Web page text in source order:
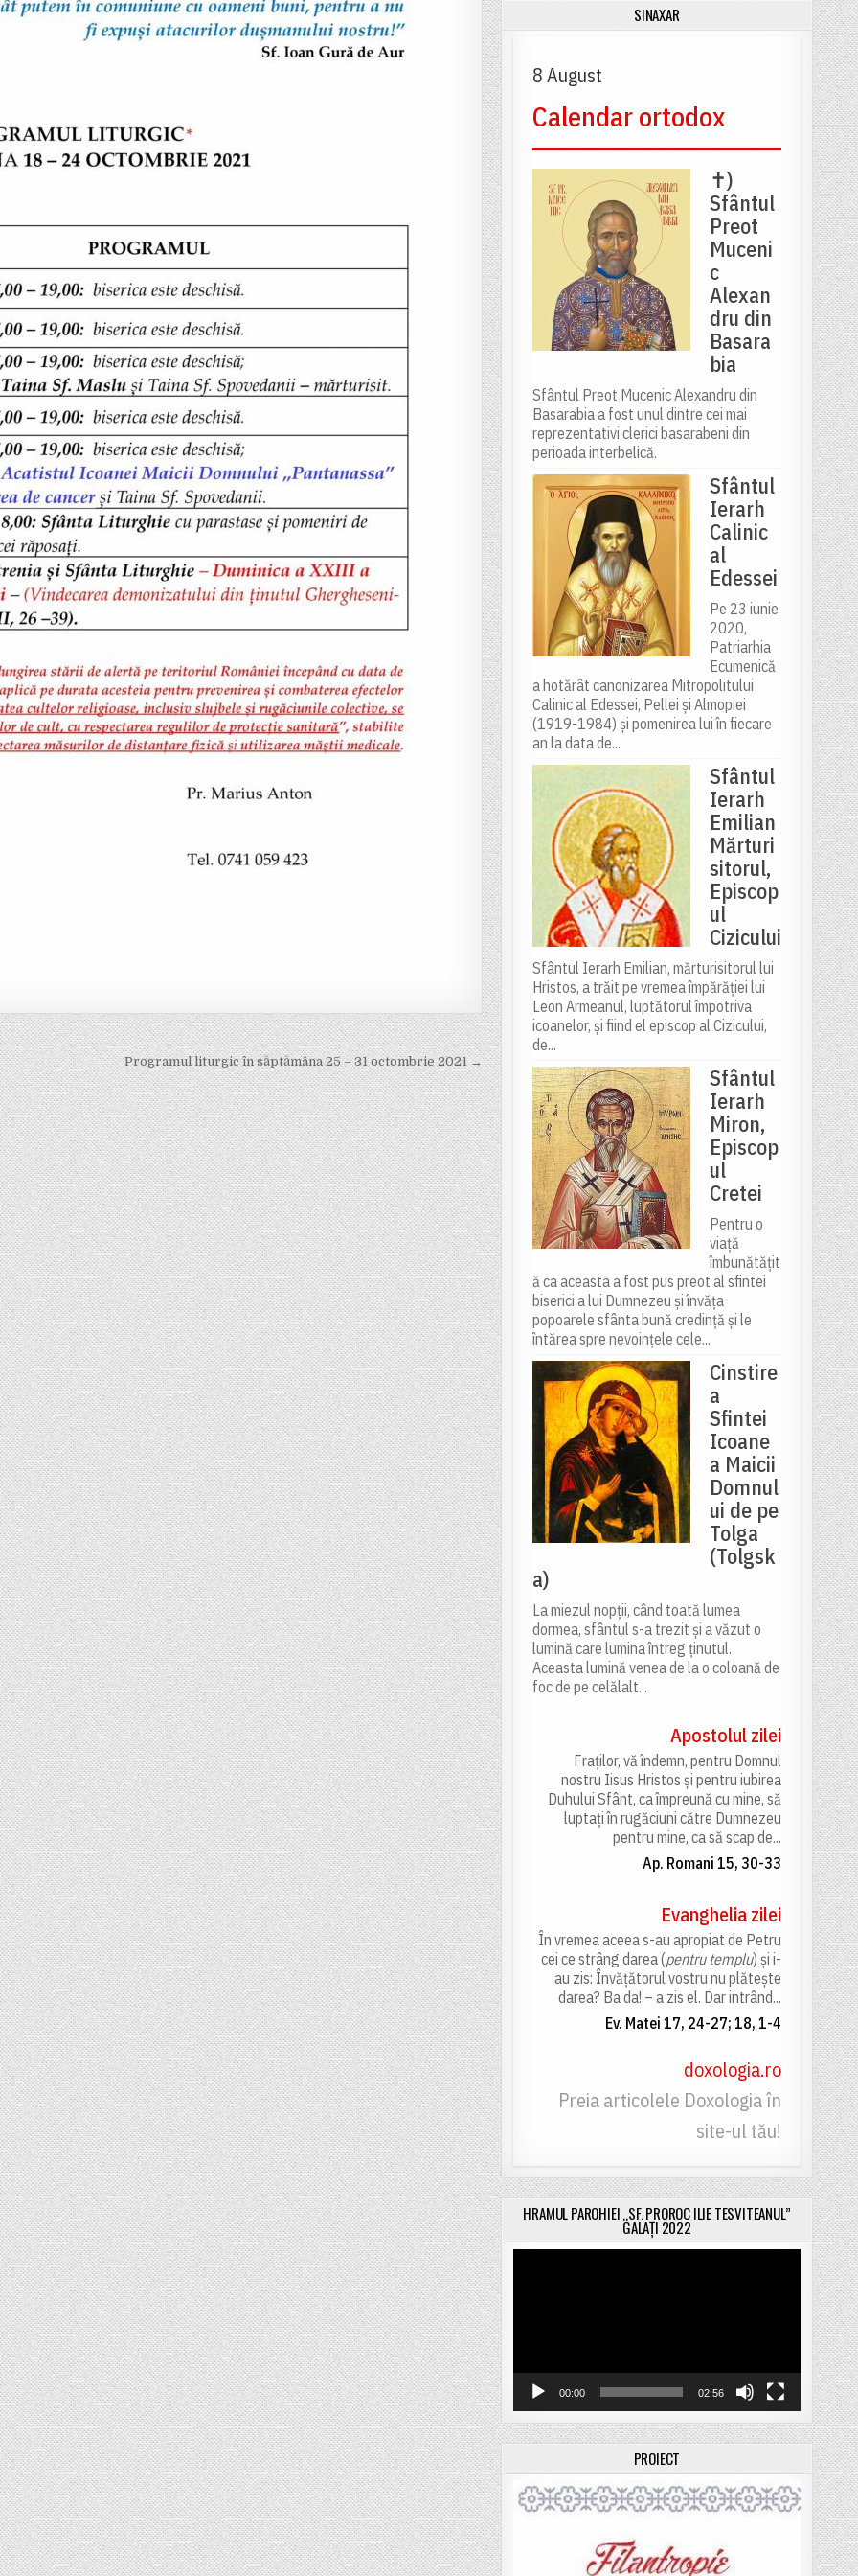
Programul liturgic în săptămâna 25 – 31 octombrie 2021 →
SINAXAR
8 August
Calendar ortodox
✝)
Sfântul
Preot
Muceni
c
Alexan
dru din
Basara
bia
Sfântul Preot Mucenic Alexandru din
Basarabia a fost unul dintre cei mai
reprezentativi clerici basarabeni din
perioada interbelică.
Sfântul
Ierarh
Calinic
al
Edessei
Pe 23 iunie
2020,
Patriarhia
Ecumenică
a hotărât canonizarea Mitropolitului
Calinic al Edessei, Pellei și Almopiei
(1919-1984) și pomenirea lui în fiecare
an la data de...
Sfântul
Ierarh
Emilian
Mărturi
sitorul,
Episcop
ul
Cizicului
Sfântul Ierarh Emilian, mărturisitorul lui
Hristos, a trăit pe vremea împărăției lui
Leon Armeanul, luptătorul împotriva
icoanelor, și fiind el episcop al Cizicului,
de...
Sfântul
Ierarh
Miron,
Episcop
ul
Cretei
Pentru o
viață
îmbunătățit
ă ca aceasta a fost pus preot al sfintei
biserici a lui Dumnezeu și învăța
popoarele sfânta bună credință și le
întărea spre nevoințele cele...
Cinstire
a
Sfintei
Icoane
a Maicii
Domnul
ui de pe
Tolga
(Tolgsk
a)
La miezul nopții, când toată lumea
dormea, sfântul s-a trezit și a văzut o
lumină care lumina întreg ținutul.
Aceasta lumină venea de la o coloană de
foc de pe celălalt...
Apostolul zilei
Fraților, vă îndemn, pentru Domnul
nostru Iisus Hristos și pentru iubirea
Duhului Sfânt, ca împreună cu mine, să
luptați în rugăciuni către Dumnezeu
pentru mine, ca să scap de...
Ap. Romani 15, 30-33
Evanghelia zilei
În vremea aceea s-au apropiat de Petru
cei ce strâng darea (pentru templu) și i-
au zis: Învățătorul vostru nu plătește
darea? Ba da! – a zis el. Dar intrând...
Ev. Matei 17, 24-27; 18, 1-4
doxologia.ro
Preia articolele Doxologia în
site-ul tău!
HRAMUL PAROHIEI „SF. PROROC ILIE TESVITEANUL”
GALAȚI 2022
00:00 02:56
PROIECT